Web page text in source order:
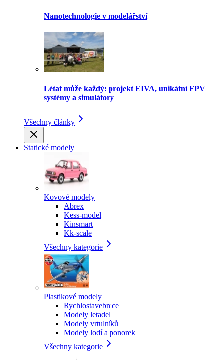
Nanotechnologie v modelářství
Létat může každý: projekt EIVA, unikátní FPV
systémy a simulátory
Všechny články
Statické modely
Kovové modely
Abrex
Kess-model
Kinsmart
Kk-scale
Všechny kategorie
Plastikové modely
Rychlostavebnice
Modely letadel
Modely vrtulníků
Modely lodí a ponorek
Všechny kategorie